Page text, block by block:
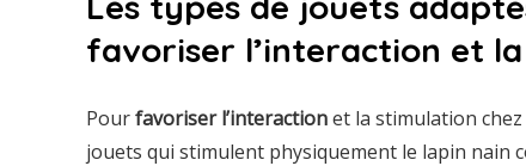
favoriser l’interaction et
Pourfavoriser l’interactionet la stimulation
jouets qui stimulent physiquement le lapin nain